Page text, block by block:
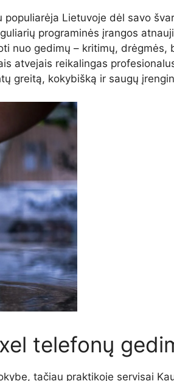
Lietuvoje dėl savo
programinės įrangos
nuo gedimų – kritimų, drėgmės,
atvejais reikalingas
greitą, kokybišką ir saugų
telefonų
tačiau praktikoje servisai